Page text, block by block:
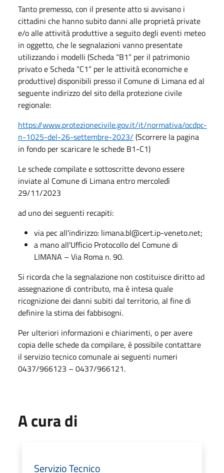
Tanto premesso, con il presente atto si avvisano i
cittadini che hanno subito danni alle proprietà private
e/o alle attività produttive a seguito degli eventi meteo
in oggetto, che le segnalazioni vanno presentate
utilizzando i modelli (Scheda “B1” per il patrimonio
privato e Scheda “C1” per le attività economiche e
produttive) disponibili presso il Comune di Limana ed al
seguente indirizzo del sito della protezione civile
regionale:
https://www.protezionecivile.gov.it/it/normativa/ocdpc-
n-1025-del-26-settembre-2023/ (Scorrere la pagina
in fondo per scaricare le schede B1-C1)
Le schede compilate e sottoscritte devono essere
inviate al Comune di Limana entro mercoledì
29/11/2023
ad uno dei seguenti recapiti:
via pec all'indirizzo: limana.bl@cert.ip-veneto.net;
a mano all'Ufficio Protocollo del Comune di
LIMANA – Via Roma n. 90.
Si ricorda che la segnalazione non costituisce diritto ad
assegnazione di contributo, ma è intesa quale
ricognizione dei danni subiti dal territorio, al fine di
definire la stima dei fabbisogni.
Per ulteriori informazioni e chiarimenti, o per avere
copia delle schede da compilare, è possibile contattare
il servizio tecnico comunale ai seguenti numeri
0437/966123 – 0437/966121.
A cura di
Servizio Tecnico